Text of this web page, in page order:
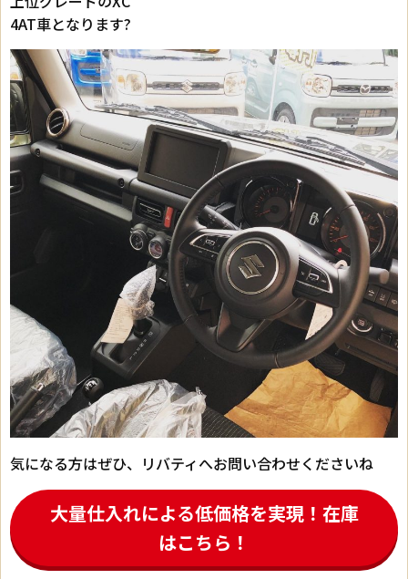
4AT車となります?
気になる方はぜひ、リバティへお問い合わせくださいね
大量仕入れによる低価格を実現！在庫
はこちら！